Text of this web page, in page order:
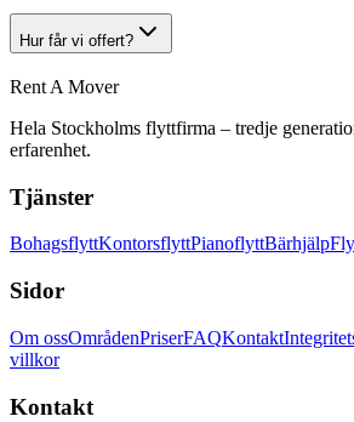
Hur får vi offert?
Rent A Mover
Hela Stockholms flyttfirma – tredje
erfarenhet.
Tjänster
BohagsflyttKontorsflyttPianoflyttBärhjälp
Sidor
Om ossOmrådenPriserFAQKontakt
villkor
Kontakt